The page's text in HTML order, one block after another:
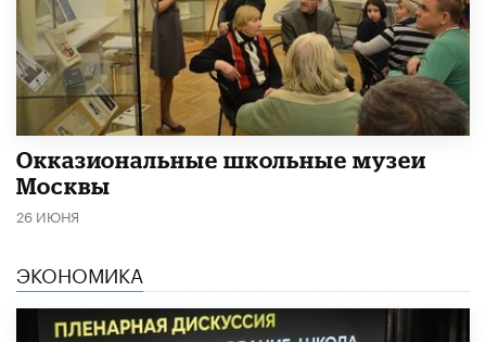
​Окказиональные школьные музеи
Москвы
26 ИЮНЯ
ЭКОНОМИКА